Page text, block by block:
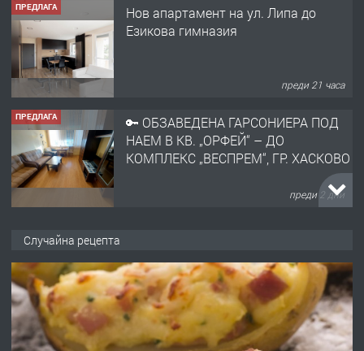
ПРЕДЛАГА
Нов апартамент на ул. Липа до
Езикова гимназия
преди 21 часа
ПРЕДЛАГА
🔑 ОБЗАВЕДЕНА ГАРСОНИЕРА ПОД
НАЕМ В КВ. „ОРФЕЙ“ – ДО
КОМПЛЕКС „ВЕСПРЕМ“, ГР. ХАСКОВО
преди 2 дни
АПАРТАМЕНТ В ЦЕНТЪРА НА ГР.
ХАСКОВО
преди 3 дни
ПРЕДЛАГА Давам гараж под наем
Случайна рецепта